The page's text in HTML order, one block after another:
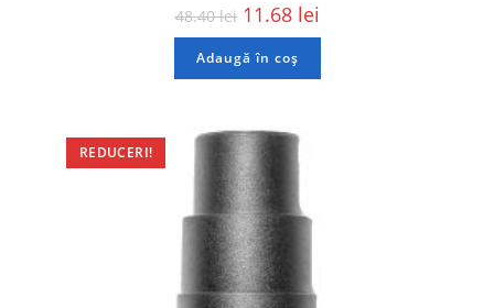
48.40lei 11.68 lei
Adaugă în coș
REDUCERI!